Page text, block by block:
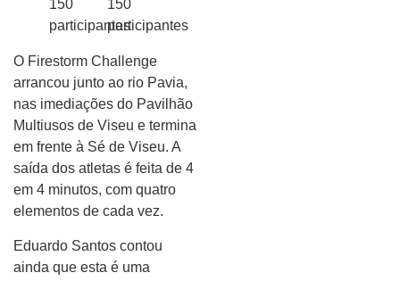
O Firestorm Challenge
arrancou junto ao rio Pavia,
nas imediações do Pavilhão
Multiusos de Viseu e termina
em frente à Sé de Viseu. A
saída dos atletas é feita de 4
em 4 minutos, com quatro
elementos de cada vez.
Eduardo Santos contou
ainda que esta é uma